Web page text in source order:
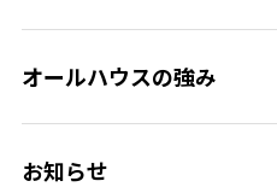
オールハウスの強み
お知らせ